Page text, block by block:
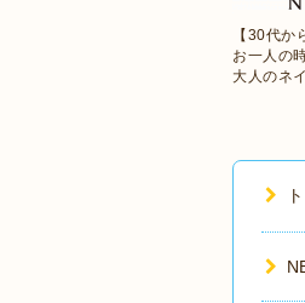
【30代か
お一人の
大人のネ